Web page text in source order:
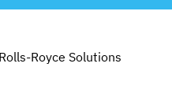
Royce Solutions